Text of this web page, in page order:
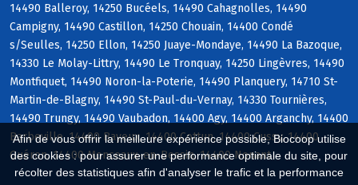
Afin de vous offrir la meilleure expérience possible, Biocoop utilise
des cookies : pour assurer une performance optimale du site, pour
récolter des statistiques afin d'analyser le trafic et la performance
14490 Balleroy, 14250 Bucéels, 14490 Cahagnolles, 14490
Campigny, 14490 Castillon, 14250 Chouain, 14400 Condé
s/Seulles, 14250 Ellon, 14250 Juaye-Mondaye, 14490 La Bazoque,
14330 Le Molay-Littry, 14490 Le Tronquay, 14250 Lingèvres, 14490
Montfiquet, 14490 Noron-la-Poterie, 14490 Planquery, 14710 St-
Martin-de-Blagny, 14490 St-Paul-du-Vernay, 14330 Tournières,
14490 Trungy, 14490 Vaubadon, 14400 Agy, 14400 Arganchy, 14400
Barbeville, 14400 Bayeux, 14400 Cottun, 14400 Cussy, 14400
Guéron, 14400 Monceaux-en-Bessin, 14400 Nonant